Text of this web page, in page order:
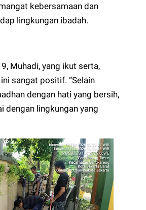
kebersamaan dan
lingkungan ibadah.
Muhadi, yang ikut serta,
sangat positif. “Selain
dengan hati yang bersih,
dengan lingkungan yang